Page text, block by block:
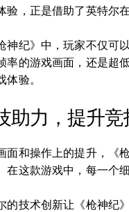
验，正是借助了英特尔
神纪》中，玩家不仅可
率的游戏画面，还是超
体验。
助力，提升竞
面和操作上的提升，《
在这款游戏中，每一个
的技术创新让《枪神纪